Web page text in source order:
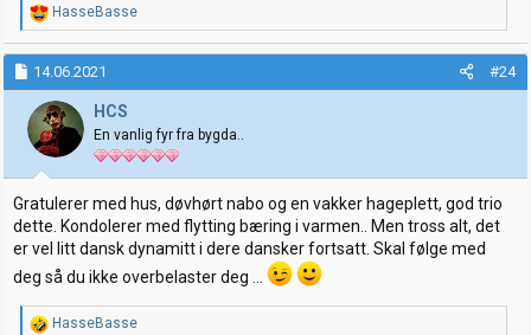
R
e
a
k
s
j
o
n
e
r
:
HasseBasse
14.06.2021 #24
HCS
En vanlig fyr fra bygda..
Gratulerer med hus, døvhørt nabo og en vakker hageplett, god trio
dette. Kondolerer med flytting bæring i varmen.. Men tross alt, det
er vel litt dansk dynamitt i dere dansker fortsatt. Skal følge med
deg så du ikke overbelaster deg ...
R
HasseBasse